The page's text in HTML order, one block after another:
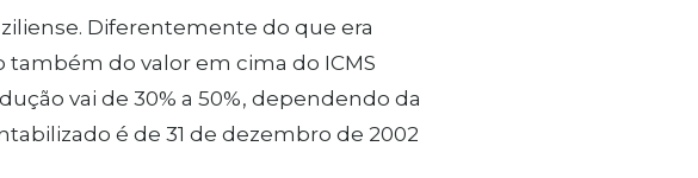
Diferentemente do que era
do valor em cima do ICMS
vai de 30% a 50%, dependendo da
é de 31 de dezembro de 2002